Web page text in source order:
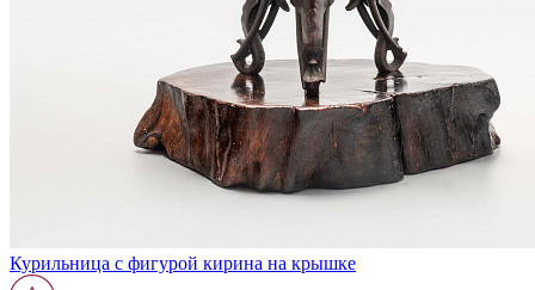
Курильница с фигурой кирина на крышке